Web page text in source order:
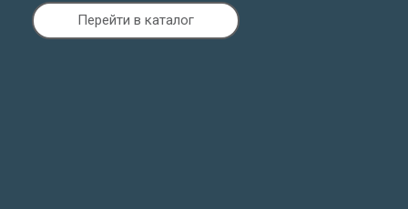
Перейти в каталог